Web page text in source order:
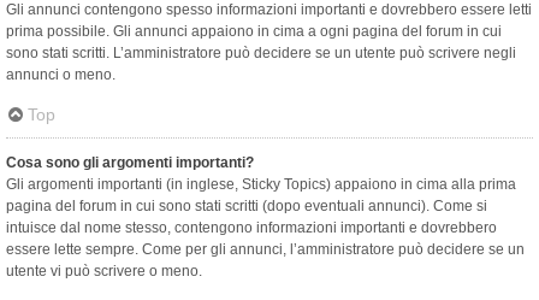
Gli annunci contengono spesso informazioni importanti e dovrebbero essere letti
prima possibile. Gli annunci appaiono in cima a ogni pagina del forum in cui
sono stati scritti. L’amministratore può decidere se un utente può scrivere negli
annunci o meno.
Top
Cosa sono gli argomenti importanti?
Gli argomenti importanti (in inglese, Sticky Topics) appaiono in cima alla prima
pagina del forum in cui sono stati scritti (dopo eventuali annunci). Come si
intuisce dal nome stesso, contengono informazioni importanti e dovrebbero
essere lette sempre. Come per gli annunci, l’amministratore può decidere se un
utente vi può scrivere o meno.